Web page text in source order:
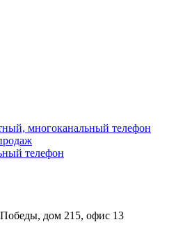
многоканальный телефон
телефон
дом 215, офис 13